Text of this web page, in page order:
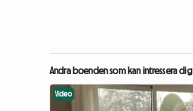
Andra boenden som kan intressera dig
Video